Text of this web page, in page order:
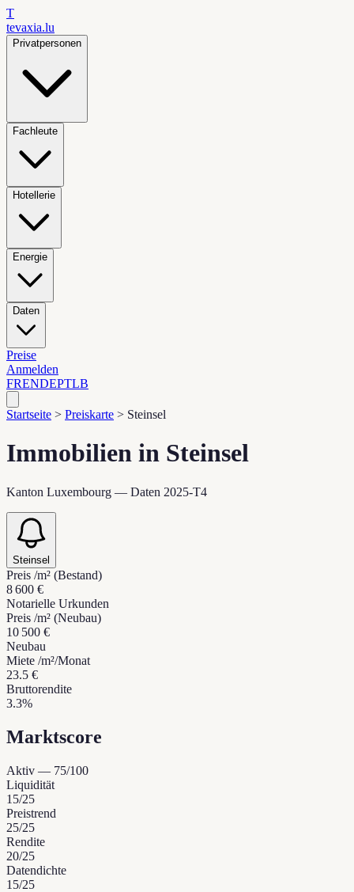
T
tevaxia.lu
Privatpersonen
Fachleute
Hotellerie
Energie
Daten
Preise
Anmelden
FRENDEPTLB
Startseite > Preiskarte > Steinsel
Immobilien in Steinsel
Kanton Luxembourg — Daten 2025-T4
Steinsel
Preis /m² (Bestand)
8 600 €
Notarielle Urkunden
Preis /m² (Neubau)
10 500 €
Neubau
Miete /m²/Monat
23.5 €
Bruttorendite
3.3%
Marktscore
Aktiv — 75/100
Liquidität
15/25
Preistrend
25/25
Rendite
20/25
Datendichte
15/25